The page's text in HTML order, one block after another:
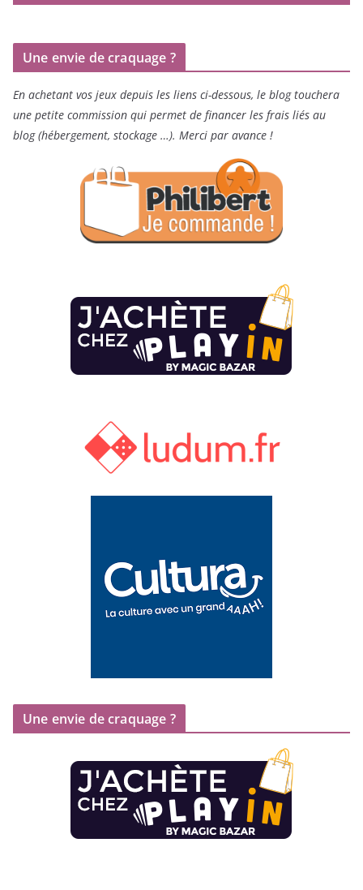
Une envie de craquage ?
En achetant vos jeux depuis les liens ci-dessous, le blog touchera
une petite commission qui permet de financer les frais liés au
blog (hébergement, stockage …). Merci par avance !
Une envie de craquage ?